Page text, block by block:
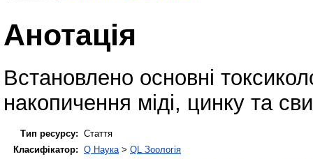
Анотація
Встановлено основні
накопичення міді, цинку та
Тип ресурсу: Стаття
Класифікатор: Q Наука > QL Зоологія